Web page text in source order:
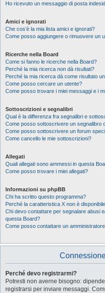
Ho ricevuto un messaggio di posta
Amici e ignorati
Che cos’è la mia lista amici e ignorati?
Come posso aggiungere o rimuovere un
Ricerche nella Board
Come si fanno le ricerche nella Board?
Perché la mia ricerca non dà risultati?
Perché la mia ricerca dà come risultato
Come posso cercare un utente?
Come posso trovare i miei messaggi e i
Sottoscrizioni e segnalibri
Qual è la differenza fra segnalibri e
Come posso sottoscrivere un segnalibro
Come posso sottoscrivere un forum
Come cancello le mie sottoscrizioni?
Allegati
Quali allegati sono ammessi in questa
Come posso trovare i miei allegati?
Informazioni su phpBB
Chi ha scritto questo programma?
Perché la caratteristica X non è
Chi devo contattare per segnalare abusi
questa Board?
Come posso contattare un
Perché devo registrarmi?
Potresti non averne bisogno:
registrarsi per inviare messaggi.